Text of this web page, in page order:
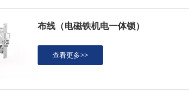
布线（电磁铁机电一体锁）
查看更多>>